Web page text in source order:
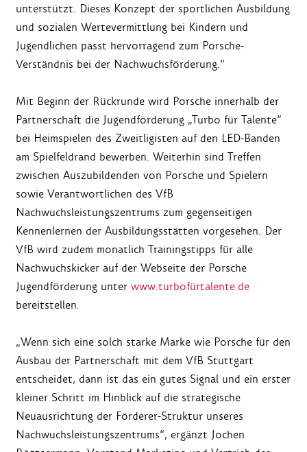
unterstützt. Dieses Konzept der sportlichen Ausbildung
und sozialen Wertevermittlung bei Kindern und
Jugendlichen passt hervorragend zum Porsche-
Verständnis bei der Nachwuchsförderung.“
Mit Beginn der Rückrunde wird Porsche innerhalb der
Partnerschaft die Jugendförderung „Turbo für Talente“
bei Heimspielen des Zweitligisten auf den LED-Banden
am Spielfeldrand bewerben. Weiterhin sind Treffen
zwischen Auszubildenden von Porsche und Spielern
sowie Verantwortlichen des VfB
Nachwuchsleistungszentrums zum gegenseitigen
Kennenlernen der Ausbildungsstätten vorgesehen. Der
VfB wird zudem monatlich Trainingstipps für alle
Nachwuchskicker auf der Webseite der Porsche
Jugendförderung unter www.turbofürtalente.de
bereitstellen.
„Wenn sich eine solch starke Marke wie Porsche für den
Ausbau der Partnerschaft mit dem VfB Stuttgart
entscheidet, dann ist das ein gutes Signal und ein erster
kleiner Schritt im Hinblick auf die strategische
Neuausrichtung der Förderer-Struktur unseres
Nachwuchsleistungszentrums“, ergänzt Jochen